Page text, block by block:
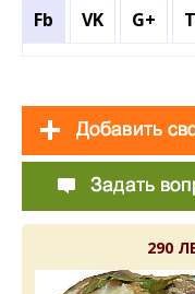
Fb VK G+
290